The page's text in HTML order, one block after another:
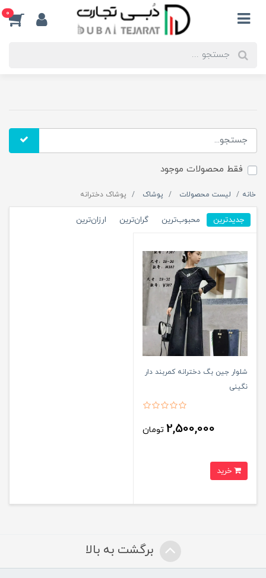
0
فقط محصولات موجود
خانه لیست محصولات پوشاک پوشاک دخترانه
جدیدترین محبوب‌ترین گران‌ترین ارزان‌ترین
شلوار جین بگ دخترانه کمربند دار
نگینی
2,500,000 تومان
برگشت به بالا